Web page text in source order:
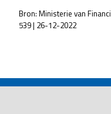
Bron: Ministerie van
539 | 26-12-2022
NAVIGATION